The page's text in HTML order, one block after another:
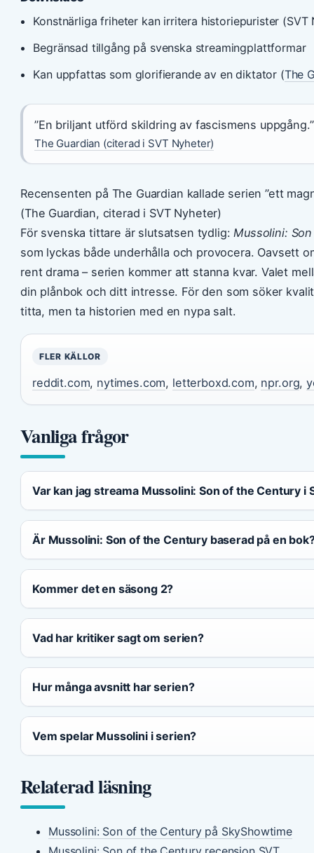
Konstnärliga friheter kan irritera historiepurister
Begränsad tillgång på svenska streamingplattformar
Kan uppfattas som glorifierande av en diktator (The
”En briljant utförd skildring av fascismens uppgång.”
The Guardian (citerad i SVT Nyheter)
Recensenten på The Guardian kallade serien ”ett
(The Guardian, citerad i SVT Nyheter)
För svenska tittare är slutsatsen tydlig: Mussolini:
som lyckas både underhålla och provocera. Oavsett
rent drama – serien kommer att stanna kvar. Valet
din plånbok och ditt intresse. För den som söker
titta, men ta historien med en nypa salt.
FLER KÄLLOR
reddit.com, nytimes.com, letterboxd.com, npr.org,
Vanliga frågor
Var kan jag streama Mussolini: Son of the Century i
Är Mussolini: Son of the Century baserad på en
Kommer det en säsong 2?
Vad har kritiker sagt om serien?
Hur många avsnitt har serien?
Vem spelar Mussolini i serien?
Relaterad läsning
Mussolini: Son of the Century på SkyShowtime